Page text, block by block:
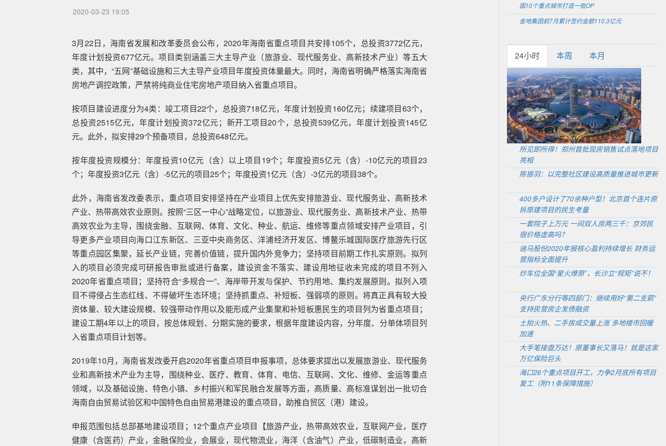
2020-03-23 19:05
3月22日，海南省发展和改革委员会公布，2020年海南省重点项目共安排105个，总投资3772亿元，
年度计划投资677亿元。项目类别涵盖三大主导产业（旅游业、现代服务业、高新技术产业）等五大
类，其中，“五网”基础设施和三大主导产业项目年度投资体量最大。同时，海南省明确严格落实海南省
房地产调控政策，严禁将纯商业住宅房地产项目纳入省重点项目。
按项目建设进度分为4类：竣工项目22个，总投资718亿元，年度计划投资160亿元；续建项目63个，
总投资2515亿元，年度计划投资372亿元；新开工项目20个，总投资539亿元，年度计划投资145亿
元。此外，拟安排29个预备项目，总投资648亿元。
按年度投资规模分：年度投资10亿元（含）以上项目19个；年度投资5亿元（含）-10亿元的项目23
个；年度投资3亿元（含）-5亿元的项目25个；年度投资1亿元（含）-3亿元的项目38个。
此外，海南省发改委表示，重点项目安排坚持在产业项目上优先安排旅游业、现代服务业、高新技术
产业、热带高效农业原则。按照“三区一中心”战略定位，以旅游业、现代服务业、高新技术产业、热带
高效农业为主导，围绕金融、互联网、体育、文化、种业、航运、维修等重点领域安排产业项目，引
导更多产业项目向海口江东新区、三亚中央商务区、洋浦经济开发区、博鳌乐城国际医疗旅游先行区
等重点园区集聚，延长产业链，完善价值链，提升国内外竞争力；坚持项目前期工作扎实原则。拟列
入的项目必须完成可研报告审批或进行备案，建设资金不落实、建设用地征收未完成的项目不列入
2020年省重点项目；坚持符合“多规合一”、海岸带开发与保护、节约用地、集约发展原则。拟列入项
目不得侵占生态红线、不得破坏生态环境；坚持抓重点、补短板、强弱项的原则。将真正具有较大投
资体量、较大建设规模、较强带动作用以及能形成产业集聚和补短板惠民生的项目列为省重点项目；
建设工期4年以上的项目，按总体规划、分期实施的要求，根据年度建设内容，分年度、分单体项目列
入省重点项目计划等。
2019年10月，海南省发改委开启2020年省重点项目申报事项，总体要求提出以发展旅游业、现代服务
业和高新技术产业为主导，围绕种业、医疗、教育、体育、电信、互联网、文化、维修、金运等重点
领域，以及基础设施、特色小镇、乡村振兴和军民融合发展等方面，高质量、高标准谋划出一批切合
海南自由贸易试验区和中国特色自由贸易港建设的重点项目，助推自贸区（港）建设。
申报范围包括总部基地建设项目；12个重点产业项目【旅游产业，热带高效农业，互联网产业，医疗
健康（含医药）产业，金融保险业，会展业，现代物流业，海洋（含油气）产业，低碳制造业，高新
国10个重点城市打造一批OP
金地集团前7月累计签约金额110.3亿元
24小时 本周 本月
所见即所得！郑州首批现房销售试点落地项目
亮相
陈振羽：以完整社区建设高质量推进城市更新
400多户设计了70余种户型！北京首个连片原
拆原建项目的民生考量
一套院子上万元 一间双人房两三千：京郊民
宿价格虚高吗？
迪马股份2020年报核心盈利持续增长 财务运
营指标全面提升
炒车位全国“星火燎原”，长沙立“规矩”说不！
央行广东分行等四部门：继续用好“第二支箭”
支持民营房企发债融资
土拍火热、二手房成交量上涨 多地楼市回暖
加速
大手笔接盘万达！原董事长又落马！就是这家
万亿保险巨头
海口26个重点项目开工，力争2月底所有项目
复工（附11条保障措施）